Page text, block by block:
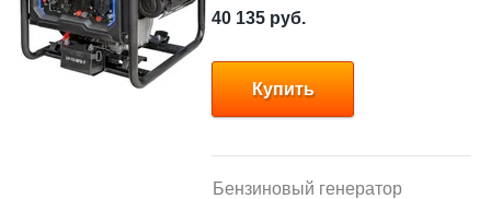
40 135 руб.
Купить
Бензиновый генератор